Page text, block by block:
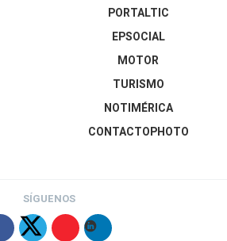
PORTALTIC
EPSOCIAL
MOTOR
TURISMO
NOTIMÉRICA
CONTACTOPHOTO
SÍGUENOS